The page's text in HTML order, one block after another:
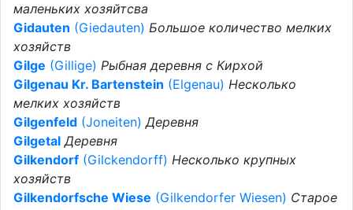
маленьких хозяйтсва
Gidauten (Giedauten) Большое количество мелких
хозяйств
Gilge (Gillige) Рыбная деревня с Кирхой
Gilgenau Kr. Bartenstein (Elgenau) Несколько
мелких хозяйств
Gilgenfeld (Joneiten)Деревня
Gilgetal Деревня
Gilkendorf (Gilckendorff) Несколько крупных
хозяйств
Gilkendorfsche Wiese (Gilkendorfer Wiesen) Старое